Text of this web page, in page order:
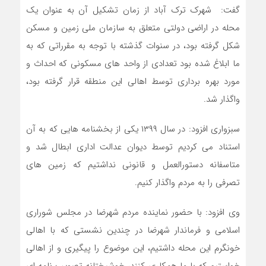
گفت: شهرک ترک آباد از زمان تشکیل آن به عنوان یک
محله در اراضی دولتی متعلق به سازمان ملی زمین و مسکن
شکل گرفته بود، در سنوات گذشته با توجه به مقرراتی که به
ما ابلاغ شده بود تعدادی از واحد های مسکونی که احداث و
مورد بهره برداری توسط اهالی این منطقه قرار گرفته بود،
واگذار شد.
سبزواری افزود: در سال ۱۳۹۹ یکی از بخشنامه هایی که به آن
استناد می کردیم توسط دیوان عدالت اداری ابطال شد و
متاسفانه دستورالعمل و قانونی نداشتیم که زمین های
تصرفی را به مردم واگذار کنیم.
وی افزود: با حضور نماینده مردم شهرضا در مجلس شوراری
اسلامی و فرماندار شهرضا در چندین نشستی که با اهالی
خونگرم این محله داشتیم، این موضوع را پیگیری و از اهالی